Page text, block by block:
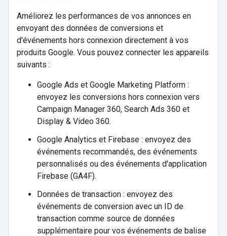
Améliorez les performances de vos annonces en
envoyant des données de conversions et
d'événements hors connexion directement à vos
produits Google. Vous pouvez connecter les appareils
suivants :
Google Ads et Google Marketing Platform :
envoyez les conversions hors connexion vers
Campaign Manager 360, Search Ads 360 et
Display & Video 360.
Google Analytics et Firebase : envoyez des
événements recommandés, des événements
personnalisés ou des événements d'application
Firebase (GA4F).
Données de transaction : envoyez des
événements de conversion avec un ID de
transaction comme source de données
supplémentaire pour vos événements de balise